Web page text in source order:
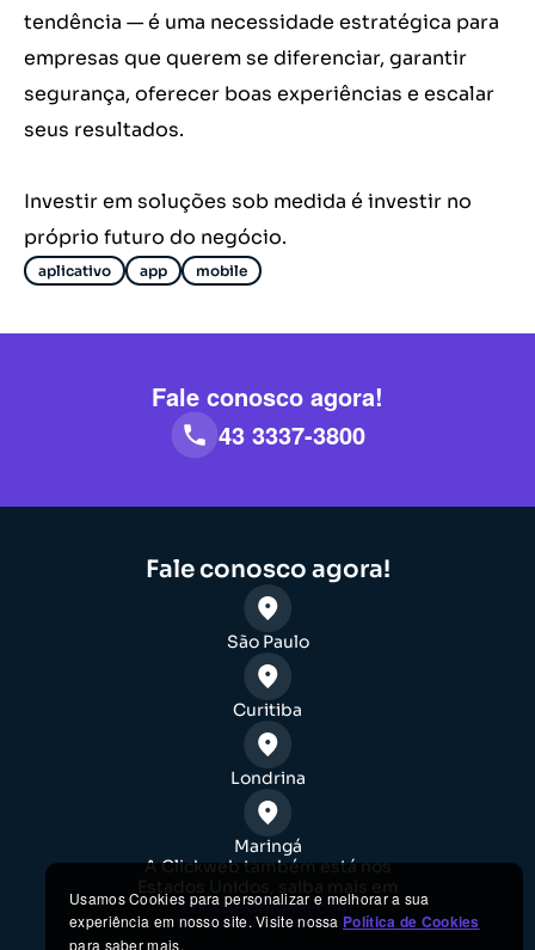
tendência — é uma necessidade estratégica para
empresas que querem se diferenciar, garantir
segurança, oferecer boas experiências e escalar
seus resultados.
Investir em soluções sob medida é investir no
próprio futuro do negócio.
aplicativo app mobile
Fale conosco agora!
43 3337-3800
Fale conosco agora!
São Paulo
Curitiba
Londrina
Maringá
A Clickweb também está nos
Estados Unidos, saiba mais em
clickwebdigital.com
Usamos Cookies para personalizar e melhorar a sua
experiência em nosso site. Visite nossa Política de Cookies
para saber mais.